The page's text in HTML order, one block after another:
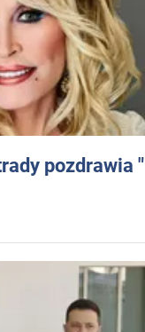
pozdrawia